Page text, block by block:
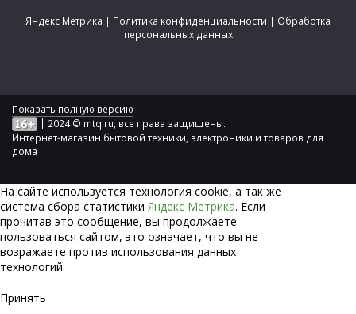
Яндекс Метрика | Политика конфиденциальности | Обработка
персональных данных
Показать полную версию
| 2024 © mtq.ru, все права защищены.
Интернет-магазин бытовой техники, электроники и товаров для
дома
На сайте используется технология сookie, а так же
система сбора статистики Яндекс Метрика. Если
прочитав это сообщение, вы продолжаете
пользоваться сайтом, это означает, что вы не
возражаете против использования данных
технологий.
Принять